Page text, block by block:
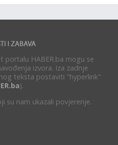
portalu HABER.ba mogu se
izvora. Iza zadnje
teksta postaviti "hyperlink"
).
su nam ukazali povjerenje.